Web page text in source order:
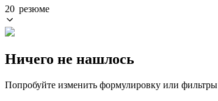
20 резюме
Ничего не нашлось
Попробуйте изменить формулировку или фильтры